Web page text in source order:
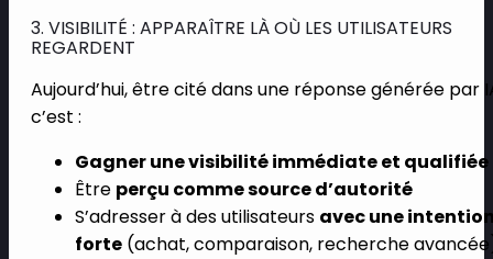
3. VISIBILITÉ : APPARAÎTRE LÀ OÙ LES UTILISATEURS
REGARDENT
Aujourd’hui, être cité dans une réponse générée par
c’est :
Gagner une visibilité immédiate et qualifiée
Être perçu comme source d’autorité
S’adresser à des utilisateurs avec une
forte (achat, comparaison, recherche